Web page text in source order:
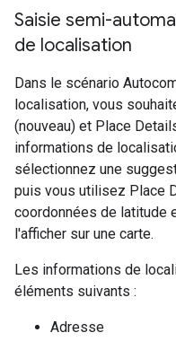
Saisie semi-
de localisation
Dans le scénario
localisation, vous
(nouveau) et Place
informations de
sélectionnez une
puis vous utilisez Place
coordonnées de latitude
l'afficher sur une carte.
Les informations de
éléments suivants :
Adresse